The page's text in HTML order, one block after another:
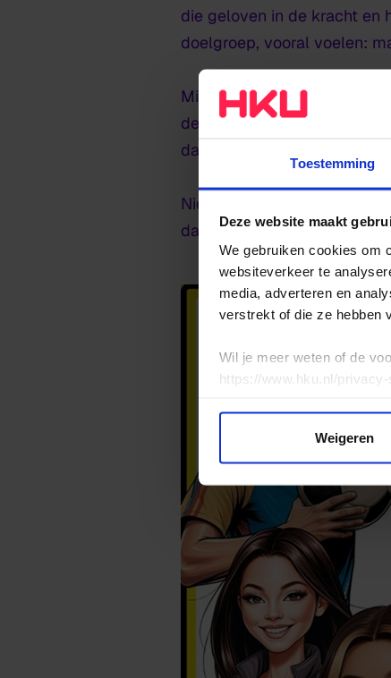
Toestemming
Deze website maakt
We gebruiken cookies om
websiteverkeer te
media, adverteren en
verstrekt of die ze hebben
Wil je meer weten of de
https://www.hku.nl/
Weigeren
die geloven in de kracht en
doelgroep, vooral voelen:
Misschien lukt het niet in
deze leerlingen ervaren dat
dan leg je de basis voor
Niets werkt altijd in het
dag weer een nieuwe kans